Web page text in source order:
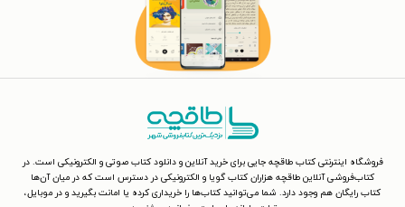
فروشگاه اینترنتی کتاب طاقچه جایی برای خرید آنلاین و دانلود کتاب صوتی و الکترونیکی است. در
کتاب‌فروشی آنلاین طاقچه هزاران کتاب گویا و الکترونیکی در دسترس است که در میان آن‌ها
کتاب رایگان هم وجود دارد. شما می‌توانید کتاب‌ها را خریداری کرده یا امانت بگیرید و در موبایل،